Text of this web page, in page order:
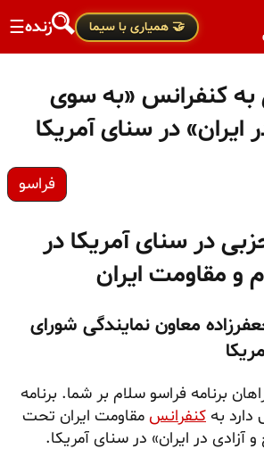
🤝 همیاری با سیما زنده☰
به کنفرانس «به سوی
ایران» در سنای آمریکا
فراسو
در سنای آمریکا در
و مقاومت ایران
معاون نمایندگی شورای
برنامه فراسو سلام بر شما. برنامه
به کنفرانس مقاومت ایران تحت
در ایران» در سنای آمریکا.